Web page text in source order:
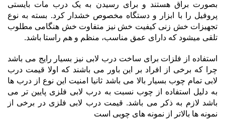
بصورت براق هستند و برای رسیدن به یک درب مات بایستی
پروفیل را با ابزار و دستگاه مخصوص خشدار کرد. بسته به نوع
تجهیزات خش زنی کیفیت خش نیز متفاوت خش هنگامی مطلوب
تلقی میشود که دارای عمق مناسب، منظم و هم راستا باشد.
استفاده از فلزات برای ساخت درب لابی نیز بسیار رایج می باشد
چرا که برخی از افراد بر این باور می باشند که اولا قیمت درب
لابی تمام چوب بسیار بالا می باشد ثانیا امنیت این نوع از درب ها
به دلیل استفاده از چوب نسبت به درب لابی فلزی پایین تر می
باشد لازم به ذکر می باشد. قیمت درب لابی فلزی در برخی از
نمونه ها بالاتر از نمونه های چوبی است